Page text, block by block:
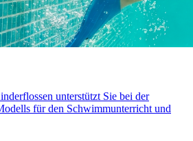
unterstützt Sie bei der
für den Schwimmunterricht und